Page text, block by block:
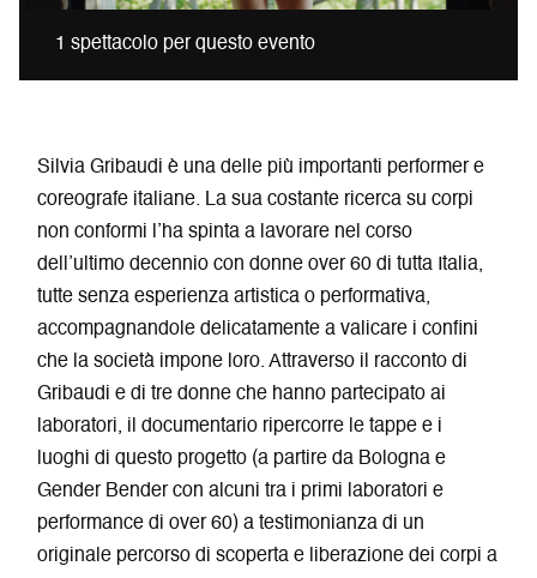
1 spettacolo per questo evento
Silvia Gribaudi è una delle più importanti performer e
coreografe italiane. La sua costante ricerca su corpi
non conformi l’ha spinta a lavorare nel corso
dell’ultimo decennio con donne over 60 di tutta Italia,
tutte senza esperienza artistica o performativa,
accompagnandole delicatamente a valicare i confini
che la società impone loro. Attraverso il racconto di
Gribaudi e di tre donne che hanno partecipato ai
laboratori, il documentario ripercorre le tappe e i
luoghi di questo progetto (a partire da Bologna e
Gender Bender con alcuni tra i primi laboratori e
performance di over 60) a testimonianza di un
originale percorso di scoperta e liberazione dei corpi a